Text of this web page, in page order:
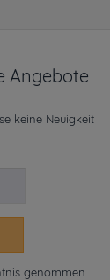
Angebote
keine Neuigkeit
genommen.